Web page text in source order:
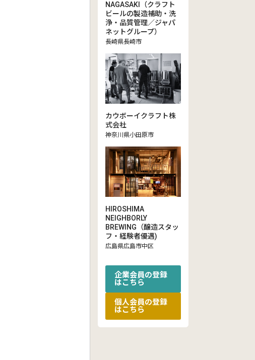
NAGASAKI（クラフト
ビールの製造補助・洗
浄・品質管理／ジャパ
ネットグループ）
長崎県長崎市
カウボーイクラフト株
式会社
神奈川県小田原市
HIROSHIMA
NEIGHBORLY
BREWING（醸造スタッ
フ・経験者優遇)
広島県広島市中区
企業会員の登録
はこちら
個人会員の登録
はこちら